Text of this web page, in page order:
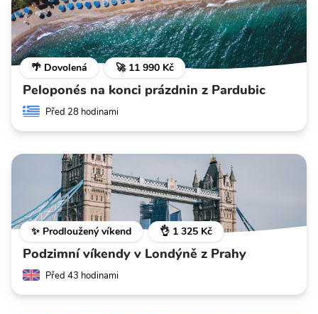
🌴 Dovolená 🚀 11 990 Kč
Peloponés na konci prázdnin z Pardubic
Před 28 hodinami
✨ Prodloužený víkend 👌 1 325 Kč
Podzimní víkendy v Londýně z Prahy
Před 43 hodinami